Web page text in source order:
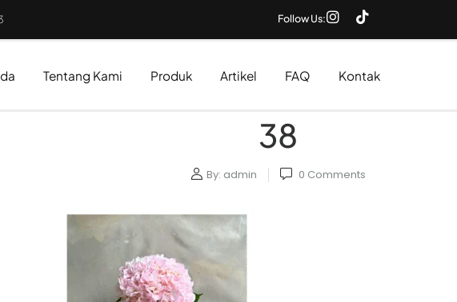
Follow Us:
Tentang Kami Produk Artikel FAQ Kontak
38
By: admin 0 Comments